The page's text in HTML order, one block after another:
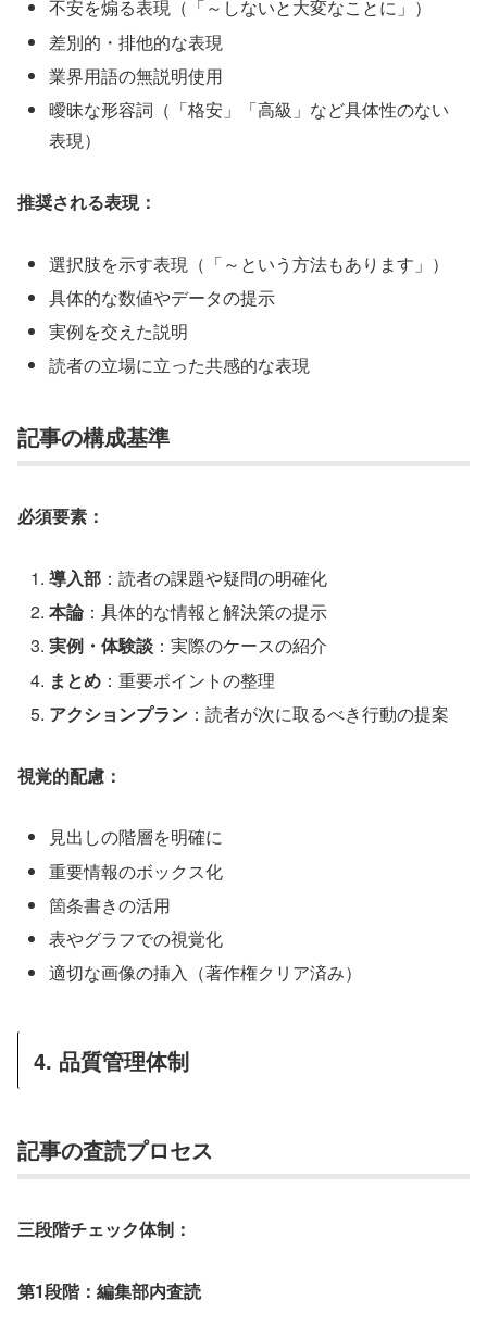
不安を煽る表現（「～しないと大変なことに」）
差別的・排他的な表現
業界用語の無説明使用
曖昧な形容詞（「格安」「高級」など具体性のない
表現）
推奨される表現：
選択肢を示す表現（「～という方法もあります」）
具体的な数値やデータの提示
実例を交えた説明
読者の立場に立った共感的な表現
記事の構成基準
必須要素：
導入部 ：読者の課題や疑問の明確化
本論：具体的な情報と解決策の提示
実例・体験談 ：実際のケースの紹介
まとめ ：重要ポイントの整理
アクションプラン ：読者が次に取るべき行動の提案
視覚的配慮：
見出しの階層を明確に
重要情報のボックス化
箇条書きの活用
表やグラフでの視覚化
適切な画像の挿入（著作権クリア済み）
4. 品質管理体制
記事の査読プロセス
三段階チェック体制：
第1段階：編集部内査読